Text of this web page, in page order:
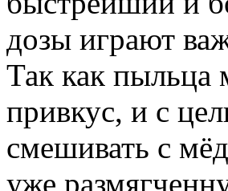
дозы играют
Так как пыльца
привкус, и с
смешивать с
уже